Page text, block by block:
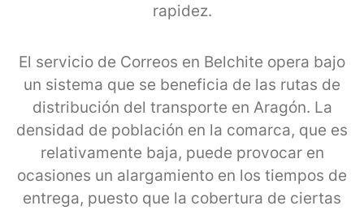
rapidez.
El servicio de Correos en Belchite opera bajo
un sistema que se beneficia de las rutas de
distribución del transporte en Aragón. La
densidad de población en la comarca, que es
relativamente baja, puede provocar en
ocasiones un alargamiento en los tiempos de
entrega, puesto que la cobertura de ciertas